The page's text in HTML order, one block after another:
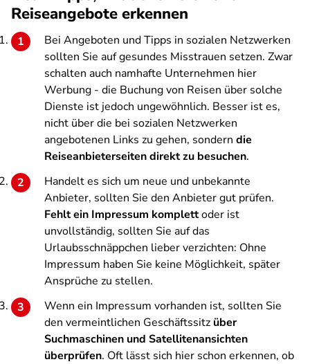
Reiseangebote erkennen
Bei Angeboten und Tipps in sozialen Netzwerken
sollten Sie auf gesundes Misstrauen setzen. Zwar
schalten auch namhafte Unternehmen hier
Werbung - die Buchung von Reisen über solche
Dienste ist jedoch ungewöhnlich. Besser ist es,
nicht über die bei sozialen Netzwerken
angebotenen Links zu gehen, sondern die
Reiseanbieterseiten direkt zu besuchen.
Handelt es sich um neue und unbekannte
Anbieter, sollten Sie den Anbieter gut prüfen.
Fehlt ein Impressum komplettoder ist
unvollständig, sollten Sie auf das
Urlaubsschnäppchen lieber verzichten: Ohne
Impressum haben Sie keine Möglichkeit, später
Ansprüche zu stellen.
Wenn ein Impressum vorhanden ist, sollten Sie
den vermeintlichen Geschäftssitz über
Suchmaschinen und Satellitenansichten
überprüfen. Oft lässt sich hier schon erkennen, ob